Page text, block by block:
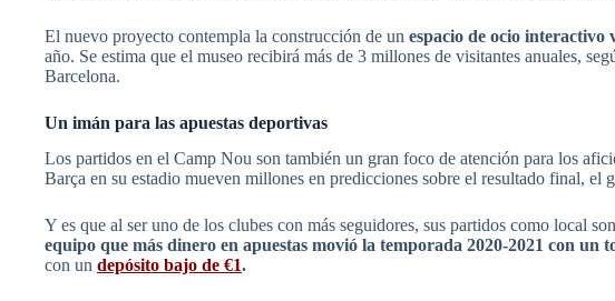
El nuevo proyecto contempla la construcción de un espacio de ocio
año. Se estima que el museo recibirá más de 3 millones de visitantes anuales,
Barcelona.
Un imán para las apuestas deportivas
Los partidos en el Camp Nou son también un gran foco de atención para los
Barça en su estadio mueven millones en predicciones sobre el resultado final, el
Y es que al ser uno de los clubes con más seguidores, sus partidos como local
equipo que más dinero en apuestas movió la temporada 2020-2021 con un
con un depósito bajo de €1.